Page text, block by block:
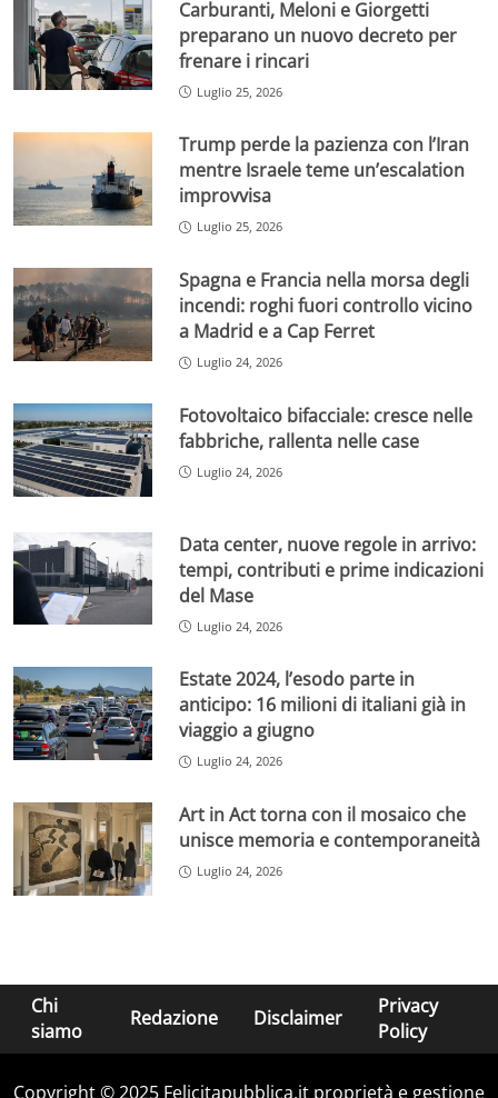
Carburanti, Meloni e Giorgetti
preparano un nuovo decreto per
frenare i rincari
Luglio 25, 2026
Trump perde la pazienza con l’Iran
mentre Israele teme un’escalation
improvvisa
Luglio 25, 2026
Spagna e Francia nella morsa degli
incendi: roghi fuori controllo vicino
a Madrid e a Cap Ferret
Luglio 24, 2026
Fotovoltaico bifacciale: cresce nelle
fabbriche, rallenta nelle case
Luglio 24, 2026
Data center, nuove regole in arrivo:
tempi, contributi e prime indicazioni
del Mase
Luglio 24, 2026
Estate 2024, l’esodo parte in
anticipo: 16 milioni di italiani già in
viaggio a giugno
Luglio 24, 2026
Art in Act torna con il mosaico che
unisce memoria e contemporaneità
Luglio 24, 2026
Chi
siamo
Redazione Disclaimer
Privacy
Policy
Copyright © 2025 Felicitapubblica.it proprietà e gestione